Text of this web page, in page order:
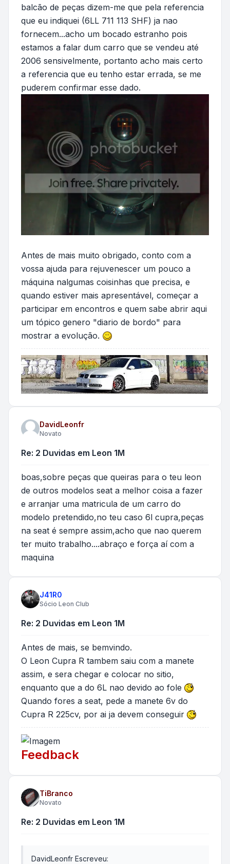
balcão de peças dizem-me que pela referencia
que eu indiquei (6LL 711 113 SHF) ja nao
fornecem...acho um bocado estranho pois
estamos a falar dum carro que se vendeu até
2006 sensivelmente, portanto acho mais certo
a referencia que eu tenho estar errada, se me
puderem confirmar esse dado.
Antes de mais muito obrigado, conto com a
vossa ajuda para rejuvenescer um pouco a
máquina nalgumas coisinhas que precisa, e
quando estiver mais apresentável, começar a
participar em encontros e quem sabe abrir aqui
um tópico genero "diario de bordo" para
mostrar a evolução.
DavidLeonfr
Novato
Re: 2 Duvidas em Leon 1M
boas,sobre peças que queiras para o teu leon
de outros modelos seat a melhor coisa a fazer
e arranjar uma matricula de um carro do
modelo pretendido,no teu caso 6l cupra,peças
na seat é sempre assim,acho que nao querem
ter muito trabalho....abraço e força aí com a
maquina
J41R0
Sócio Leon Club
Re: 2 Duvidas em Leon 1M
Antes de mais, se bemvindo.
O Leon Cupra R tambem saiu com a manete
assim, e sera chegar e colocar no sitio,
enquanto que a do 6L nao devido ao fole
Quando fores a seat, pede a manete 6v do
Cupra R 225cv, por ai ja devem conseguir
Feedback
TiBranco
Novato
Re: 2 Duvidas em Leon 1M
DavidLeonfr Escreveu: